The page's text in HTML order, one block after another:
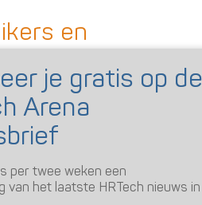
en
niet te doen. De
vaak onbewust,
stoppen. Zeker
brochures en
en deze aan te
per twee weken een
van het laatste HRTech nieuws in